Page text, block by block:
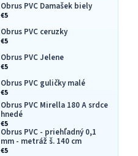
Obrus PVC Damašek biely
€5
Obrus PVC ceruzky
€5
Obrus PVC Jelene
€5
Obrus PVC guličky malé
€5
Obrus PVC Mirella 180 A srdce
hnedé
€5
Obrus PVC - priehľadný 0,1
mm - metráž š. 140 cm
€5